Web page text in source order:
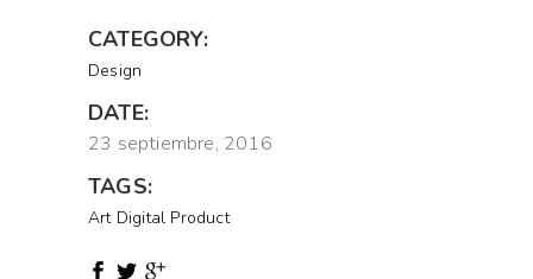
CATEGORY:
Design
DATE:
23 septiembre, 2016
TAGS:
Art Digital Product